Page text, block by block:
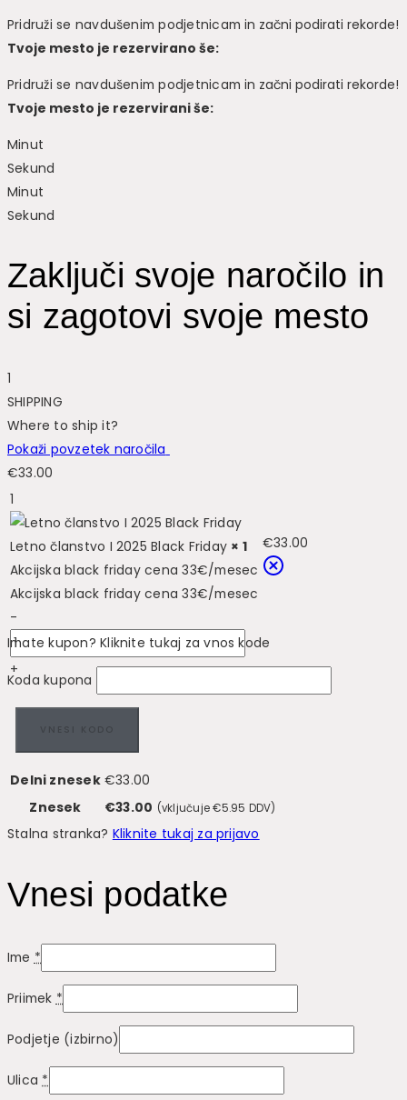
Pridruži se navdušenim podjetnicamin začni podirati rekorde!
Tvoje mesto je rezervirano še:
Pridruži se navdušenim podjetnicamin začni podirati rekorde!
Tvoje mesto je rezervirani še:
Minut
Sekund
Minut
Sekund
Zaključi svoje naročilo in
si zagotovi svoje mesto
1
SHIPPING
Where to ship it?
Pokaži povzetek naročila
€33.00
1
Letno članstvo I 2025 Black Friday × 1
Akcijska black friday cena 33€/mesec
Akcijska black friday cena 33€/mesec
-
+
€33.00
Imate kupon? Kliknite tukaj za vnos kode
Koda kupona
VNESI KODO
Delni znesek €33.00
Znesek
€33.00 (vključuje€5.95 DDV)
Stalna stranka? Kliknite tukaj za prijavo
Vnesi podatke
Ime *
Priimek *
Podjetje (izbirno)
Ulica *